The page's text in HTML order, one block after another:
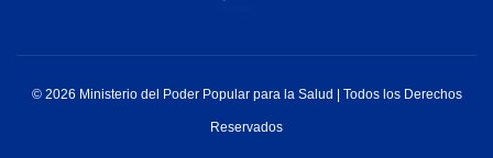
© 2026 Ministerio del Poder Popular para la Salud | Todos los Derechos
Reservados